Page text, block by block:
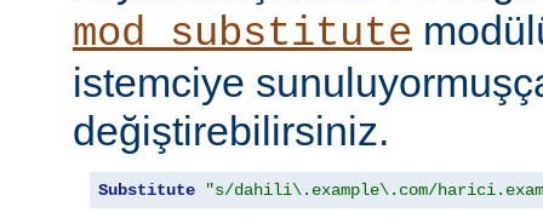
mod_substitute
istemciye
değiştirebilirsiniz.
Substitute "s/dahili\.example\.com/